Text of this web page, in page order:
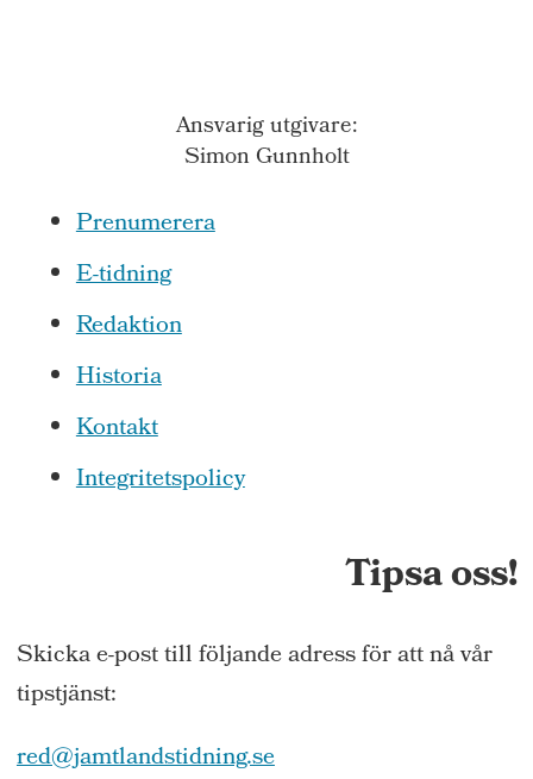
Ansvarig utgivare:
Simon Gunnholt
Prenumerera
E-tidning
Redaktion
Historia
Kontakt
Integritetspolicy
Tipsa oss!
Skicka e-post till följande adress för att nå vår
tipstjänst:
red@jamtlandstidning.se